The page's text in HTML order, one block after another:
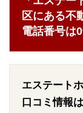
区にある不
電話番号は
エステート
口コミ情報は